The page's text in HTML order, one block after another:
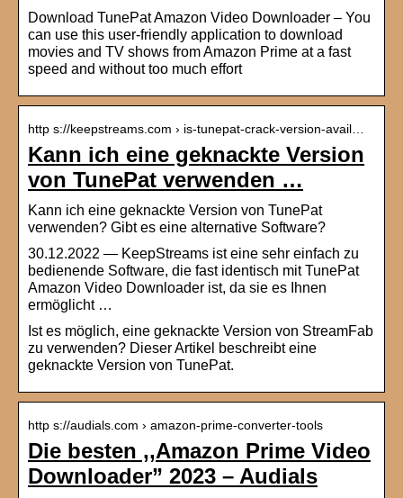
Download TunePat Amazon Video Downloader – You
can use this user-friendly application to download
movies and TV shows from Amazon Prime at a fast
speed and without too much effort
http s://keepstreams.com › is-tunepat-crack-version-avail…
Kann ich eine geknackte Version
von TunePat verwenden …
Kann ich eine geknackte Version von TunePat
verwenden? Gibt es eine alternative Software?
30.12.2022 — KeepStreams ist eine sehr einfach zu
bedienende Software, die fast identisch mit TunePat
Amazon Video Downloader ist, da sie es Ihnen
ermöglicht …
Ist es möglich, eine geknackte Version von StreamFab
zu verwenden? Dieser Artikel beschreibt eine
geknackte Version von TunePat.
http s://audials.com › amazon-prime-converter-tools
Die besten ,,Amazon Prime Video
Downloader” 2023 – Audials